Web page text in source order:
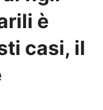
è
casi, il